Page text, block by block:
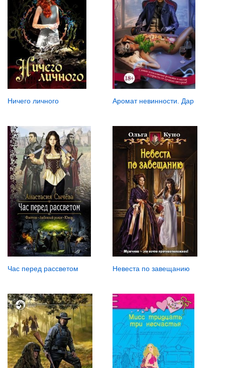
Ничего личного Аромат невинности. Дар
Час перед рассветом Невеста по завещанию